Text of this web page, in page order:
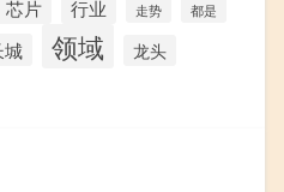
芯片 行业 走势 都是
城 领域
龙头